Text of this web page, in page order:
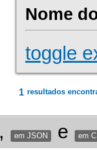
Nome
toggle
1 resultados
, em JSON e em